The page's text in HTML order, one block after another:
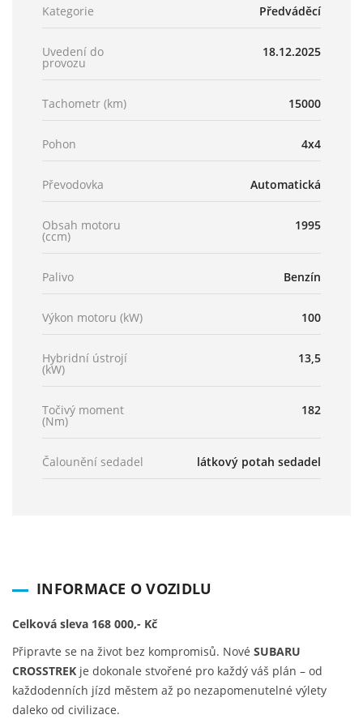
Kategorie Předváděcí
Uvedení do
provozu
18.12.2025
Tachometr (km) 15000
Pohon 4x4
Převodovka Automatická
Obsah motoru
(ccm)
1995
Palivo Benzín
Výkon motoru (kW) 100
Hybridní ústrojí
(kW)
13,5
Točivý moment
(Nm)
182
Čalounění sedadel látkový potah sedadel
INFORMACE O VOZIDLU
Celková sleva 168 000,- Kč
Připravte se na život bez kompromisů. Nové SUBARU
CROSSTREK je dokonale stvořené pro každý váš plán – od
každodenních jízd městem až po nezapomenutelné výlety
daleko od civilizace.